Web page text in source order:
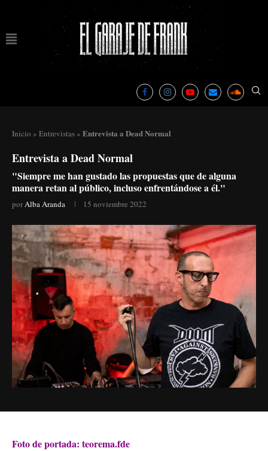
Inicio » Entrevistas » Entrevista a Dead Normal
Entrevista a Dead Normal
"Siempre me han gustado las propuestas que de alguna
manera retan al público, incluso enfrentándose a él."
porAlba Aranda 15 noviembre 2022
Foto de portada: teorema.fde